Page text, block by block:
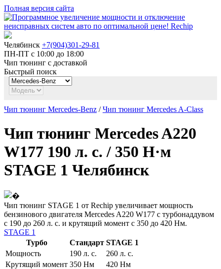
Полная версия сайта
Челябинск +7(904)301-29-81
ПН-ПТ с 10:00 до 18:00
Чип тюнинг с доставкой
Быстрый поиск
Чип тюнинг Mercedes-Benz /Чип тюнинг Mercedes A-Class
Чип тюнинг Mercedes A220
W177 190 л. с. / 350 Н·м
STAGE 1 Челябинск
Чип тюнинг STAGE 1 от Rechip увеличивает мощность
бензинового двигателя Mercedes A220 W177 с турбонаддувом
с 190 до 260 л. с. и крутящий момент с 350 до 420 Нм.
STAGE 1
Турбо
Стандарт STAGE 1
Мощность
190 л. с.
260 л. с.
Крутящий момент 350 Нм
420 Нм